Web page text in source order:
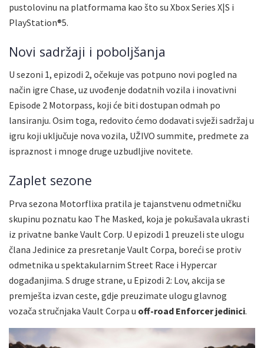
pustolovinu na platformama kao što su Xbox Series X|S i
PlayStation®5.
Novi sadržaji i poboljšanja
U sezoni 1, epizodi 2, očekuje vas potpuno novi pogled na
način igre Chase, uz uvođenje dodatnih vozila i inovativni
Episode 2 Motorpass, koji će biti dostupan odmah po
lansiranju. Osim toga, redovito ćemo dodavati svježi sadržaj u
igru koji uključuje nova vozila, UŽIVO summite, predmete za
ispraznost i mnoge druge uzbudljive novitete.
Zaplet sezone
Prva sezona Motorflixa pratila je tajanstvenu odmetničku
skupinu poznatu kao The Masked, koja je pokušavala ukrasti
iz privatne banke Vault Corp. U epizodi 1 preuzeli ste ulogu
člana Jedinice za presretanje Vault Corpa, boreći se protiv
odmetnika u spektakularnim Street Race i Hypercar
događanjima. S druge strane, u Epizodi 2: Lov, akcija se
premješta izvan ceste, gdje preuzimate ulogu glavnog
vozača stručnjaka Vault Corpa u off-road Enforcer jedinici.